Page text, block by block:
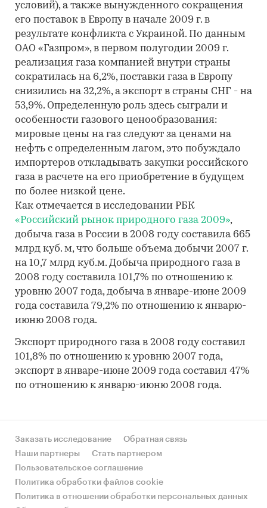
условий), а также вынужденного сокращения
его поставок в Европу в начале 2009 г. в
результате конфликта с Украиной. По данным
ОАО «Газпром», в первом полугодии 2009 г.
реализация газа компанией внутри страны
сократилась на 6,2%, поставки газа в Европу
снизились на 32,2%, а экспорт в страны СНГ - на
53,9%. Определенную роль здесь сыграли и
особенности газового ценообразования:
мировые цены на газ следуют за ценами на
нефть с определенным лагом, это побуждало
импортеров откладывать закупки российского
газа в расчете на его приобретение в будущем
по более низкой цене.
Как отмечается в исследовании РБК
«Российский рынок природного газа 2009»,
добыча газа в России в 2008 году составила 665
млрд куб. м, что больше объема добычи 2007 г.
на 10,7 млрд куб.м. Добыча природного газа в
2008 году составила 101,7% по отношению к
уровню 2007 года, добыча в январе-июне 2009
года составила 79,2% по отношению к январю-
июню 2008 года.
Экспорт природного газа в 2008 году составил
101,8% по отношению к уровню 2007 года,
экспорт в январе-июне 2009 года составил 47%
по отношению к январю-июню 2008 года.
Заказать исследование
Обратная связь
Наши партнеры
Стать партнером
Пользовательское соглашение
Политика обработки файлов cookie
Политика в отношении обработки персональных данных